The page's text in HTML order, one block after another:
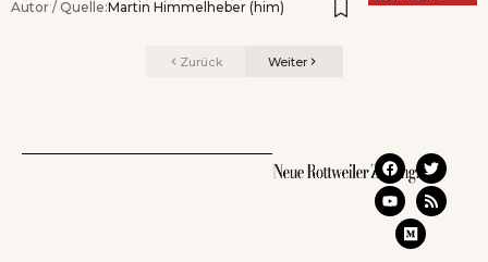
Autor / Quelle:Martin Himmelheber (him)
Zurück Weiter